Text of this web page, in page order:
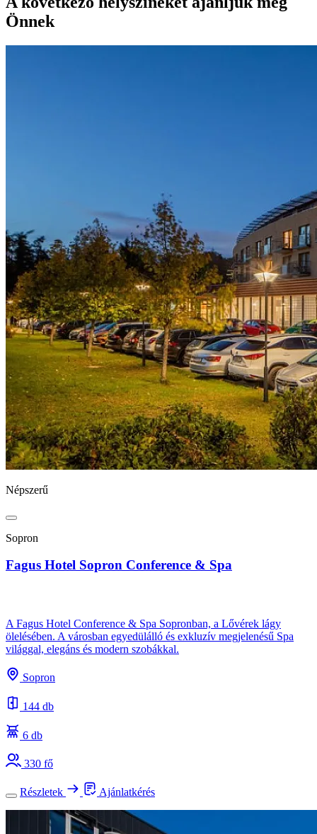
Önnek
Népszerű
Sopron
Fagus Hotel Sopron Conference & Spa
A Fagus Hotel Conference & Spa Sopronban, a Lővérek lágy
ölelésében. A városban egyedülálló és exkluzív megjelenésű Spa
világgal, elegáns és modern szobákkal.
Sopron
144 db
6 db
330 fő
Részletek Ajánlatkérés